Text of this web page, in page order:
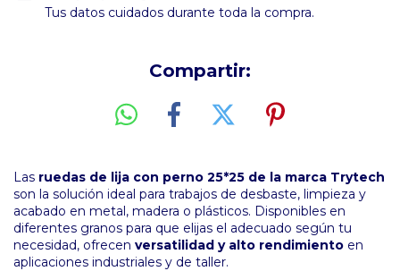
Tus datos cuidados durante toda la compra.
Compartir:
Las ruedas de lija con perno 25*25 de la marca Trytech
son la solución ideal para trabajos de desbaste, limpieza y
acabado en metal, madera o plásticos. Disponibles en
diferentes granos para que elijas el adecuado según tu
necesidad, ofrecen versatilidad y alto rendimiento en
aplicaciones industriales y de taller.